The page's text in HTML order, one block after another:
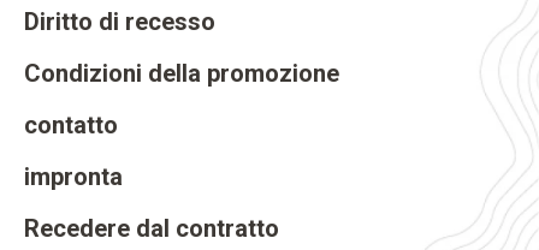
Diritto di recesso
Condizioni della promozione
contatto
impronta
Recedere dal contratto